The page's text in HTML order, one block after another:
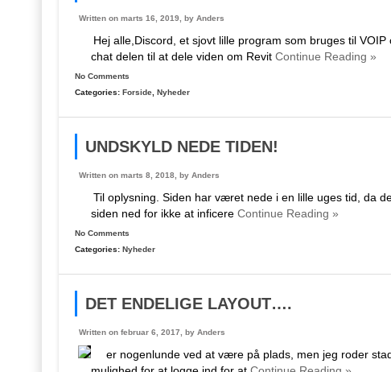
Written on marts 16, 2019, by Anders
Hej alle,Discord, et sjovt lille program som bruges til
chat delen til at dele viden om Revit Continue Reading »
No Comments
Categories: Forside Nyheder
UNDSKYLD NEDE TIDEN!
Written on marts 8, 2018, by Anders
Til oplysning. Siden har været nede i en lille uges tid, da
siden ned for ikke at inficere Continue Reading »
No Comments
Categories: Nyheder
DET ENDELIGE LAYOUT….
Written on februar 6, 2017, by Anders
er nogenlunde ved at være på plads, men jeg roder